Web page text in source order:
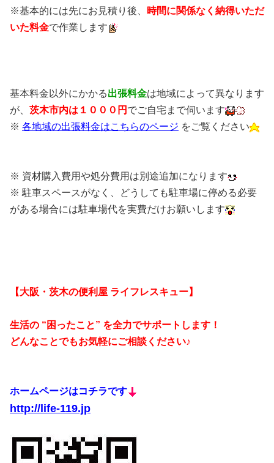
※基本的には先にお見積り後、
時間に関係なく納得いただ
いた料金で作業します
基本料金以外にかかる出張料金は地域によって異なります
が、 茨木市内は１０００円 でご自宅まで伺います
※ 各地域の出張料金はこちらのページ をご覧ください
※ 資材購入費用や処分費用は別途追加になります
※ 駐車スペースがなく、どうしても駐車場に停める必要
がある場合には駐車場代を実費だけお願いします
【大阪・茨木の便利屋 ライフレスキュー】
生活の “困ったこと” を全力でサポートします！
どんなことでもお気軽にご相談ください♪
ホームページはコチラです
http://life-119.jp